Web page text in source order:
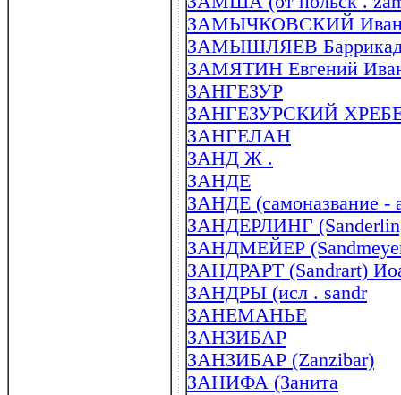
ЗАМЫЧКОВСКИЙ Иван
ЗАМЫШЛЯЕВ Баррикад
ЗАМЯТИН Евгений
ЗАНГЕЗУР
ЗАНГЕЗУРСКИЙ
ЗАНГЕЛАН
ЗАНД Ж .
ЗАНДЕ
ЗАНДЕ (самоназвание -
ЗАНДЕРЛИНГ
ЗАНДМЕЙЕР
ЗАНДРАРТ (Sandrart)
ЗАНДРЫ (исл . sandr
ЗАНЕМАНЬЕ
ЗАНЗИБАР
ЗАНЗИБАР (Zanzibar)
ЗАНИФА (Занита